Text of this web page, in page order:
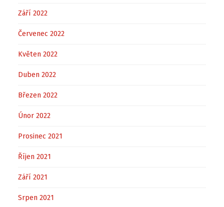
Září 2022
Červenec 2022
Květen 2022
Duben 2022
Březen 2022
Únor 2022
Prosinec 2021
Říjen 2021
Září 2021
Srpen 2021